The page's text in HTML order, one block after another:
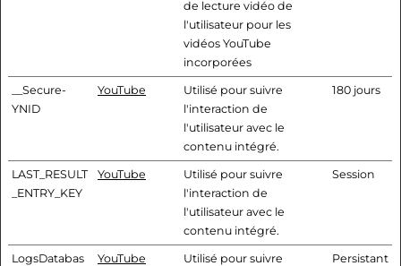
de lecture vidéo de
l'utilisateur pour les
vidéos YouTube
incorporées
__Secure-
YNID
YouTube
Utilisé pour suivre
l'interaction de
l'utilisateur avec le
contenu intégré.
180 jours
LAST_RESULT
_ENTRY_KEY
YouTube
Utilisé pour suivre
l'interaction de
l'utilisateur avec le
contenu intégré.
Session
LogsDatabas
YouTube
Utilisé pour suivre
Persistant